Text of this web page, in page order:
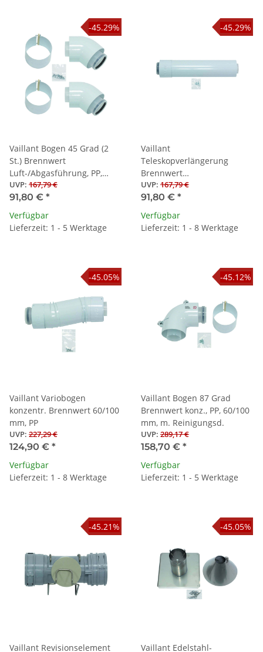
-45.29%
Vaillant Bogen 45 Grad (2
St.) Brennwert
Luft-/Abgasführung, PP,
60/100 mm
UVP: 167,79 €
91,80 € *
Verfügbar
Lieferzeit: 1 - 5 Werktage
-45.29%
Vaillant
Teleskopverlängerung
Brennwert
Luft-/Abgasführung,
PP,60/100, 0,5-0,8 m
UVP: 167,79 €
91,80 € *
Verfügbar
Lieferzeit: 1 - 8 Werktage
-45.05%
Vaillant Variobogen
konzentr. Brennwert 60/100
mm, PP
UVP: 227,29 €
124,90 € *
Verfügbar
Lieferzeit: 1 - 8 Werktage
-45.12%
Vaillant Bogen 87 Grad
Brennwert konz., PP, 60/100
mm, m. Reinigungsd.
UVP: 289,17 €
158,70 € *
Verfügbar
Lieferzeit: 1 - 5 Werktage
-45.21%
Vaillant Revisionselement
-45.05%
Vaillant Edelstahl-